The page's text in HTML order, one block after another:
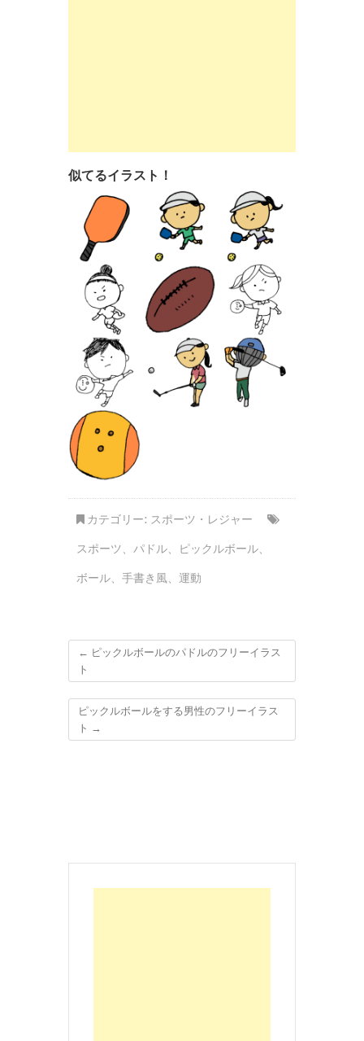
似てるイラスト！
カテゴリー: スポーツ・レジャー
スポーツ、 パドル、 ピックルボール、
ボール、 手書き風、 運動
← ピックルボールのパドルのフリーイラス
ト
ピックルボールをする男性のフリーイラス
ト →